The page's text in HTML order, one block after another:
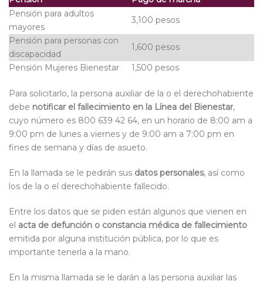
Pensión para adultos
mayores
3,100 pesos
Pensión para personas con
discapacidad
1,600 pesos
Pensión Mujeres Bienestar
1,500 pesos
Para solicitarlo, la persona auxiliar de la o el derechohabiente
debe notificar el fallecimiento en la Línea del Bienestar,
cuyo número es 800 639 42 64, en un horario de 8:00 am a
9:00 pm de lunes a viernes y de 9:00 am a 7:00 pm en
fines de semana y días de asueto.
En la llamada se le pedirán sus datos personales, así como
los de la o el derechohabiente fallecido.
Entre los datos que se piden están algunos que vienen en
el acta de defunción o constancia médica de fallecimiento
emitida por alguna institución pública, por lo que es
importante tenerla a la mano.
En la misma llamada se le darán a las persona auxiliar las